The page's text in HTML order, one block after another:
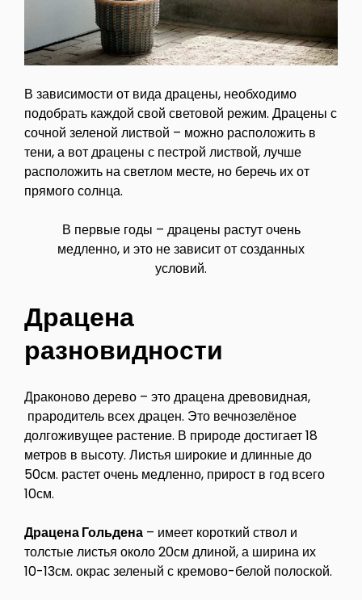
В зависимости от вида драцены, необходимо
подобрать каждой свой световой режим. Драцены с
сочной зеленой листвой – можно расположить в
тени, а вот драцены с пестрой листвой, лучше
расположить на светлом месте, но беречь их от
прямого солнца.
В первые годы – драцены растут очень
медленно, и это не зависит от созданных
условий.
Драцена
разновидности
Драконово дерево – это драцена древовидная,
прародитель всех драцен. Это вечнозелёное
долгоживущее растение. В природе достигает 18
метров в высоту. Листья широкие и длинные до
50см. растет очень медленно, прирост в год всего
10см.
Драцена Гольдена – имеет короткий ствол и
толстые листья около 20см длиной, а ширина их
10-13см. окрас зеленый с кремово-белой полоской.